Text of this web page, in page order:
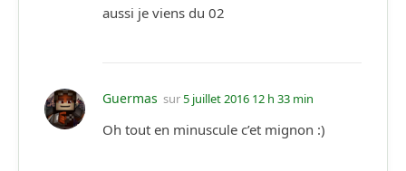
aussi je viens du 02
Guermas sur5 juillet 2016 12 h 33 min
Oh tout en minuscule c’et mignon :)